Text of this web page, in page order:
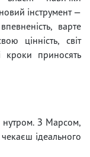
інструмент —
варте
цінність, світ
кроки приносять
нутром. З Марсом,
ідеального